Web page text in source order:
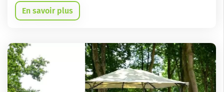
En savoir plus